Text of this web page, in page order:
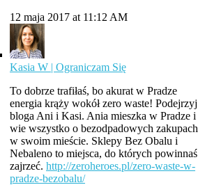
12 maja 2017 at 11:12 AM
Kasia W | Ograniczam Się
To dobrze trafiłaś, bo akurat w Pradze
energia krąży wokół zero waste! Podejrzyj
bloga Ani i Kasi. Ania mieszka w Pradze i
wie wszystko o bezodpadowych zakupach
w swoim mieście. Sklepy Bez Obalu i
Nebaleno to miejsca, do których powinnaś
zajrzeć. http://zeroheroes.pl/zero-waste-w-
pradze-bezobalu/